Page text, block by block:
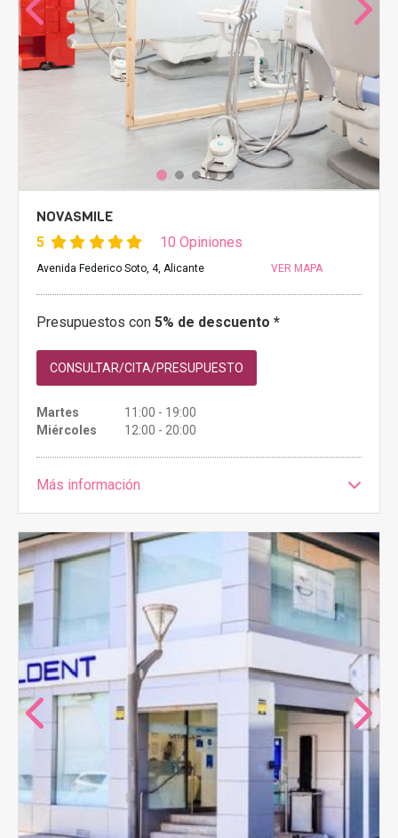
NOVASMILE
5 10 Opiniones
Avenida Federico Soto, 4, Alicante VER MAPA
Presupuestos con 5% de descuento *
CONSULTAR/CITA/PRESUPUESTO
Martes
11:00 - 19:00
Miércoles
12:00 - 20:00
Más información